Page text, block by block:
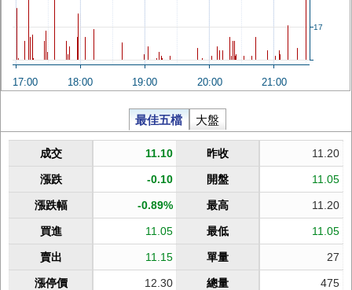
17:00 18:00 19:00 20:00 21:00
17
最佳五檔 大盤
成交 11.10 昨收 11.20
漲跌 -0.10 開盤 11.05
漲跌幅 -0.89% 最高 11.20
買進 11.05 最低 11.05
賣出 11.15 單量 27
漲停價 12.30 總量 475